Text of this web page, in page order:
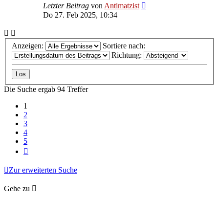
Letzter Beitrag von Antimatzist
Do 27. Feb 2025, 10:34
Anzeigen:
Sortiere nach:
Richtung:
Die Suche ergab 94 Treffer
1
2
3
4
5
Zur erweiterten Suche
Gehe zu